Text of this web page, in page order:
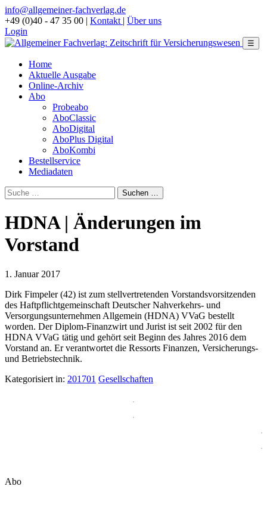
info@allgemeiner-fachverlag.de
+49 (0)40 - 47 35 00 | Kontakt | Über uns
Login
☰
Home
Aktuelle Ausgabe
Online-Archiv
Abo
Probeabo
AboClassic
AboDigital
AboPlus Digital
AboKombi
Bestellservice
Mediadaten
HDNA | Änderungen im
Vorstand
1. Januar 2017
Dirk Fimpeler (42) ist zum stellvertretenden Vorstandsvorsitzenden
des Haftpflichtgemeinschaft Deutscher Nahverkehrs- und
Versorgungsunternehmen Allgemein (HDNA) VVaG bestellt
worden. Der Diplom-Finanzwirt und Jurist ist seit 2002 für den
HDNA VVaG tätig und gehört seit Beginn des Jahres 2016 dem
Vorstand an. Er verantwortet die Ressorts Finanzen, Versicherungs-
und Betriebstechnik.
Kategorisiert in: 201701 Gesellschaften
Abo